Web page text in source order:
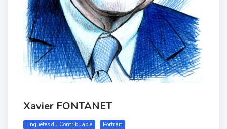
Xavier FONTANET
Enquêtes du Contribuable Portrait